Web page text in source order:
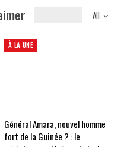
All
À LA UNE
Général Amara, nouvel homme
fort de la Guinée ? : le